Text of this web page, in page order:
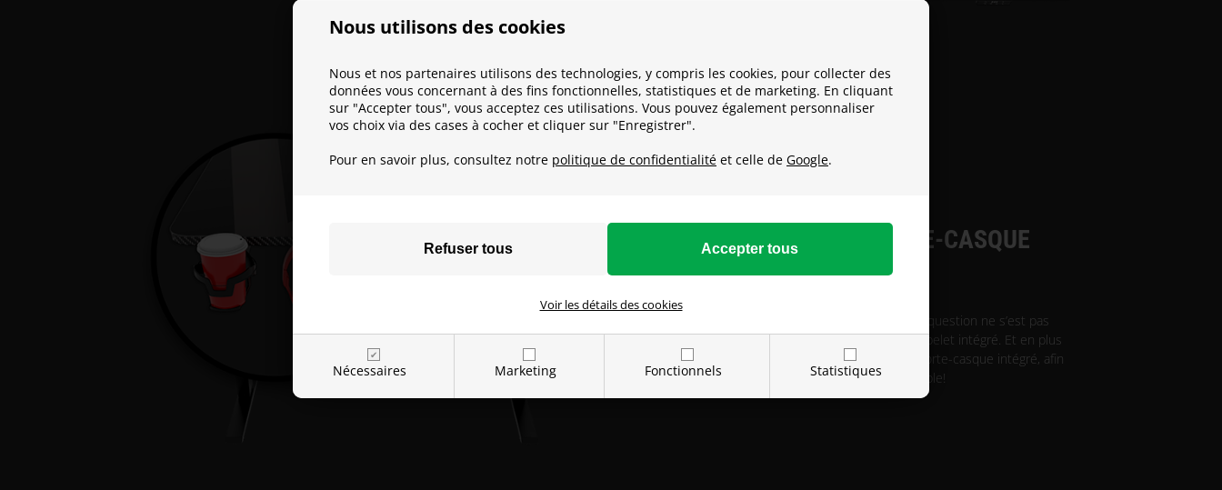
Nous utilisons des cookies
Nous et nos partenaires utilisons des technologies, y compris les cookies, pour collecter des
données vous concernant à des fins fonctionnelles, statistiques et de marketing. En cliquant
sur "Accepter tous", vous acceptez ces utilisations. Vous pouvez également personnaliser
vos choix via des cases à cocher et cliquer sur "Enregistrer".
Pour en savoir plus, consultez notre politique de confidentialité et celle de Google.
Nécessaires Marketing Fonctionnels Statistiques
Voir les détails des cookies
PORTE-GOBELET ET PORTE-CASQUE
INTÉGRÉS
Lorsque nous avons développé RISE Electric, la question ne s’est pas
posée, la table aurait bien entendu un porte-gobelet intégré. Et en plus
de cela, nous en avons profité pour placer un porte-casque intégré, afin
que votre casque ne traîne plus jamais sur la table!